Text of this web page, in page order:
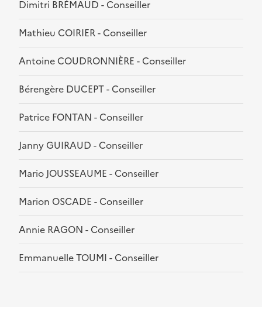
Dimitri BRÉMAUD - Conseiller
Mathieu COIRIER - Conseiller
Antoine COUDRONNIÈRE - Conseiller
Bérengère DUCEPT - Conseiller
Patrice FONTAN - Conseiller
Janny GUIRAUD - Conseiller
Mario JOUSSEAUME - Conseiller
Marion OSCADE - Conseiller
Annie RAGON - Conseiller
Emmanuelle TOUMI - Conseiller